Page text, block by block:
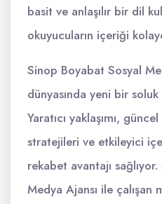
basit ve anlaşılır bir dil
okuyucuların içeriği
Sinop Boyabat Sosyal
dünyasında yeni bir soluk
Yaratıcı yaklaşımı,
stratejileri ve etkileyici
rekabet avantajı
Medya Ajansı ile çalışan